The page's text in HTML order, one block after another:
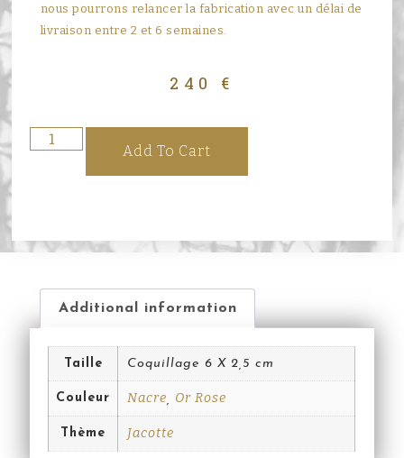
nous pourrons relancer la fabrication avec un délai de
livraison entre 2 et 6 semaines.
240 €
Add To Cart
Additional information
Taille Coquillage 6 X 2,5 cm
Couleur Nacre Or Rose
Thème Jacotte